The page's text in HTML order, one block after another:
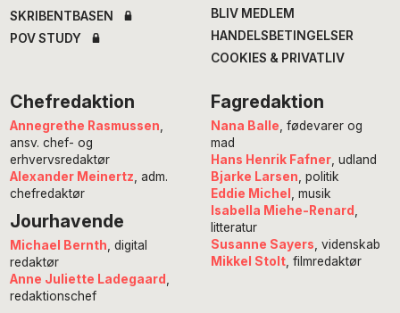
SKRIBENTBASEN
POV STUDY
BLIV MEDLEM
HANDELSBETINGELSER
COOKIES & PRIVATLIV
Chefredaktion
Annegrethe Rasmussen
ansv. chef- og
erhvervsredaktør
Alexander Meinertz , adm.
chefredaktør
Jourhavende
Michael Bernth , digital
redaktør
Anne Juliette Ladegaard
redaktionschef
Fagredaktion
Nana Balle , fødevarer og
mad
Hans Henrik Fafner, udland
Bjarke Larsen , politik
Eddie Michel
, musik
Isabella Miehe-Renard
litteratur
Susanne Sayers , videnskab
Mikkel Stolt, filmredaktør